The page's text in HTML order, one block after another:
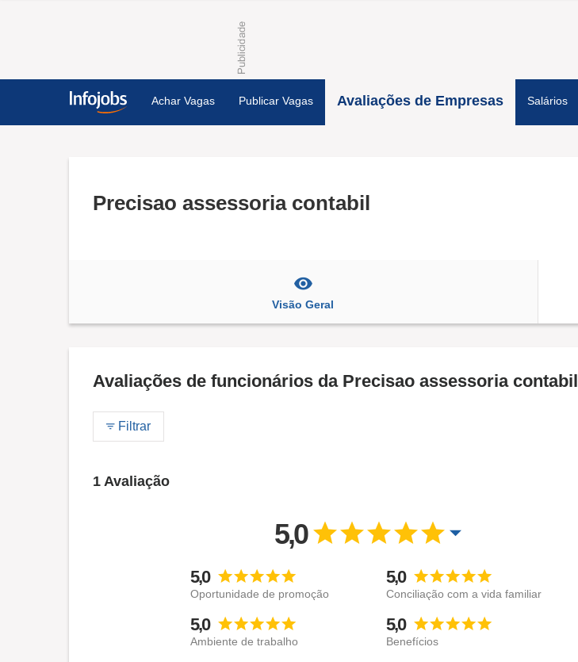
Achar Vagas Publicar Vagas Avaliações de Empresas Salários
Precisao assessoria contabil
Visão Geral
Avaliações de funcionários da Precisao assessoria contabil
Filtrar
1 Avaliação
5,0
5,0
Oportunidade de promoção
5,0
Conciliação com a vida familiar
5,0
Ambiente de trabalho
5,0
Benefícios